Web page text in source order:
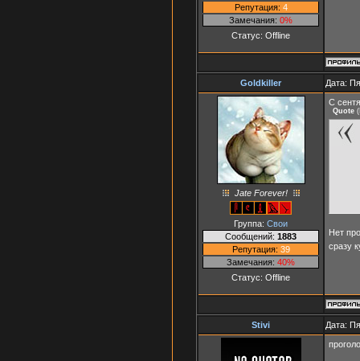
Репутация: 4
Замечания: 0%
Статус: Offline
Goldkiller Дата:
Jate Forever!
Группа: Свои
Сообщений: 1883
Репутация: 39
Замечания: 40%
Статус: Offline
С
Quote (
Нет
сразу
Stivi Дата: